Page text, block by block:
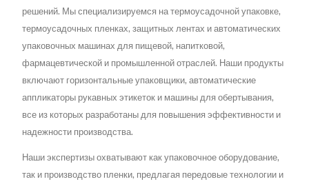
решений. Мы специализируемся на термоусадочной упаковке,
термоусадочных пленках, защитных лентах и автоматических
упаковочных машинах для пищевой, напитковой,
фармацевтической и промышленной отраслей. Наши продукты
включают горизонтальные упаковщики, автоматические
аппликаторы рукавных этикеток и машины для обертывания,
все из которых разработаны для повышения эффективности и
надежности производства.
Наши экспертизы охватывают как упаковочное оборудование,
так и производство пленки, предлагая передовые технологии и